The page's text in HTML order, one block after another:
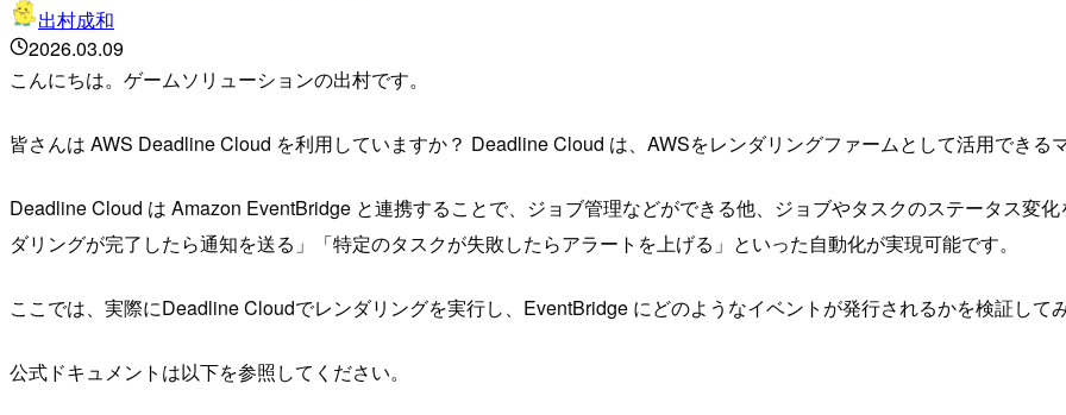
出村成和
2026.03.09
こんにちは。ゲームソリューションの出村です。
皆さんは AWS Deadline Cloud を利用していますか？ Deadline Cloud は、AWSをレンダリングファームとして活用できる
Deadline Cloud は Amazon EventBridge と連携することで、ジョブ管理などができる他、ジョブやタスクのステータス変
ダリングが完了したら通知を送る」「特定のタスクが失敗したらアラートを上げる」といった自動化が実現可能です。
ここでは、実際にDeadline Cloudでレンダリングを実行し、EventBridge にどのようなイベントが発行されるかを検証して
公式ドキュメントは以下を参照してください。